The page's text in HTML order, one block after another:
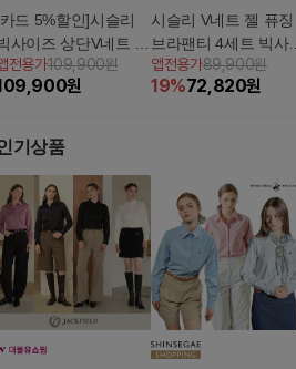
드 5%할인]시슬리
사이즈 상단V네트 퓨
브라팬티세트(4+4)
니트백1종
전용가109,900원
원
시슬리 V네트 젤 퓨징
브라팬티 4세트 빅사이
즈+ 가방
앱전용가89,900원
19%72,820원
기상품